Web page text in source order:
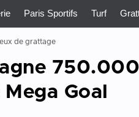
Paris Sportifs Turf
de grattage
Goal